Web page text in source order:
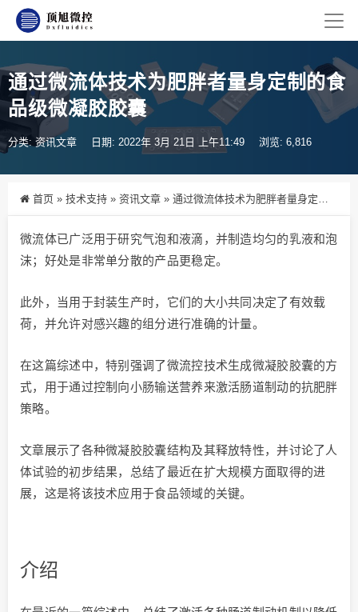
通过微流体技术为肥胖者量身定制的食
品级微凝胶胶囊
分类: 资讯文章 日期: 2022年 3月 21日 上午11:49 浏览: 6,816
首页 » 技术支持 » 资讯文章 » 通过微流体技术为肥胖者量身定制的食品级微凝胶胶囊
微流体已广泛用于研究气泡和液滴，并制造均匀的乳液和泡
沫；好处是非常单分散的产品更稳定。
此外，当用于封装生产时，它们的大小共同决定了有效载
荷，并允许对感兴趣的组分进行准确的计量。
在这篇综述中，特别强调了微流控技术生成微凝胶胶囊的方
式，用于通过控制向小肠输送营养来激活肠道制动的抗肥胖
策略。
文章展示了各种微凝胶胶囊结构及其释放特性，并讨论了人
体试验的初步结果，总结了最近在扩大规模方面取得的进
展，这是将该技术应用于食品领域的关键。
介绍